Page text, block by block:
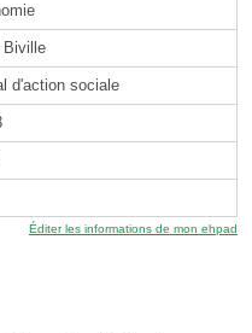
Biville
d'action sociale
Éditer les informations de mon ehpad